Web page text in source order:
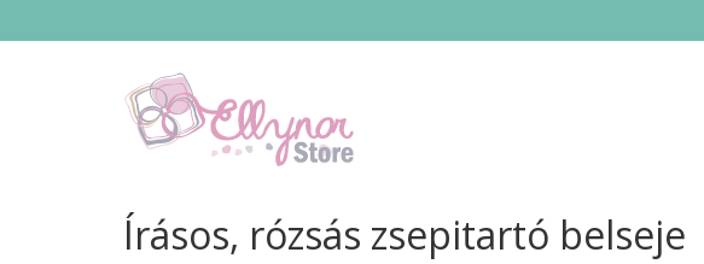
Írásos, rózsás zsepitartó belseje